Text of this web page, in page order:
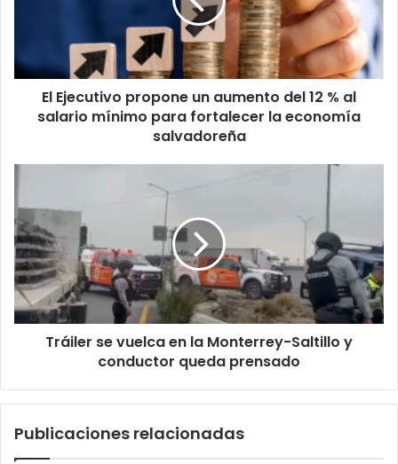
%
al
salario
mínimo
la
salvadoreña
El Ejecutivo propone un aumento del 12 % al
salario mínimo para fortalecer la economía
salvadoreña
vuelca
en
la
Monterrey-
Saltillo
conductor
quedaTráiler se vuelca en la Monterrey-Saltillo y
conductor queda prensado
Publicaciones relacionadas